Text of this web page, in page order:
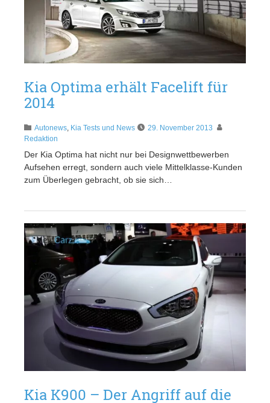
Kia Optima erhält Facelift für
2014
Autonews, Kia Tests und News
29. November 2013
Redaktion
Der Kia Optima hat nicht nur bei Designwettbewerben
Aufsehen erregt, sondern auch viele Mittelklasse-Kunden
zum Überlegen gebracht, ob sie sich…
Kia K900 – Der Angriff auf die